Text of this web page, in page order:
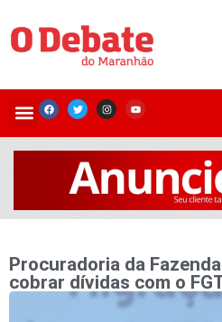
Procuradoria da
cobrar dívidas com o